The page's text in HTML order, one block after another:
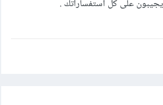
على كل استفساراتك .